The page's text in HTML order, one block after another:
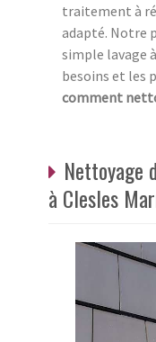
traitement à
adapté. Notre
simple lavage
besoins et les
comment
Nettoyage
à Clesles